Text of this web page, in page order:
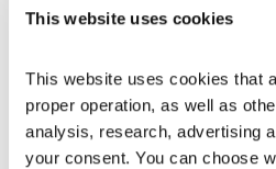
This website uses cookies
This website uses cookies that
proper operation, as well as
analysis, research, advertising
your consent. You can choose